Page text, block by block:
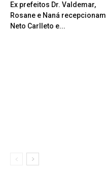
Ex prefeitos Dr. Valdemar,
Rosane e Naná recepcionam
Neto Carlleto e...